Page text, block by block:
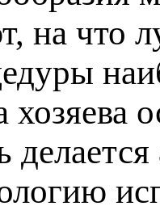
на что
хозяева